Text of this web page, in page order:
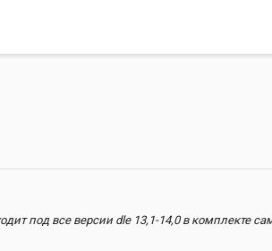
под все версии dle 13,1-14,0 в комплекте